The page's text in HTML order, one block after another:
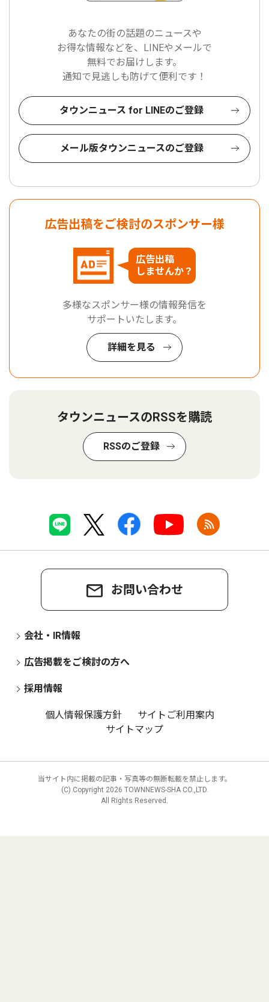
あなたの街の話題のニュースや
お得な情報などを、LINEやメールで
無料でお届けします。
通知で見逃しも防げて便利です！
タウンニュース for LINEのご登録
メール版タウンニュースのご登録
広告出稿をご検討のスポンサー様
広告出稿
しませんか？
多様なスポンサー様の情報発信を
サポートいたします。
詳細を見る
タウンニュースのRSSを購読
RSSのご登録
お問い合わせ
会社・IR情報
広告掲載をご検討の方へ
採用情報
個人情報保護方針
サイトご利用案内
サイトマップ
当サイト内に掲載の記事・写真等の無断転載を禁止します。
(C) Copyright 2026 TOWNNEWS-SHA CO.,LTD.
All Rights Reserved.